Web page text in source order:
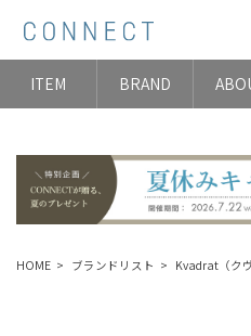
ITEM BRAND
HOME ブランドリスト Kvadrat（ク